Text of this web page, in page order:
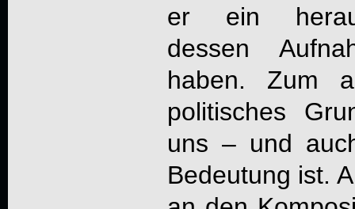
er ein
dessen
haben. Zum
politisches
uns – und
Bedeutung ist.